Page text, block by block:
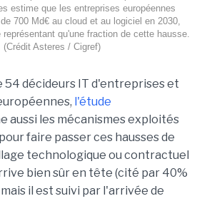
estime que les entreprises européennes
700 Md€ au cloud et au logiciel en 2030,
représentant qu'une fraction de cette hausse.
(Crédit Asteres / Cigref)
54 décideurs IT d'entreprises et
l'étude
aussi les mécanismes exploités
faire passer ces hausses de
technologique ou contractuel
bien sûr en tête (cité par 40%
il est suivi par l'arrivée de